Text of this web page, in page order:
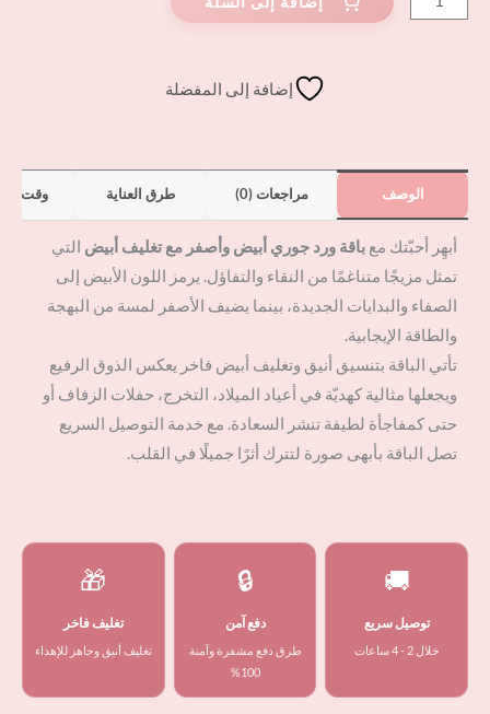
إضافة إلى المفضلة
الوصف مراجعات (0) طرق العناية وقت
أبهِر أحبّتك مع باقة ورد جوري أبيض وأصفر مع تغليف أبيض التي
تمثل مزيجًا متناغمًا من النقاء والتفاؤل. يرمز اللون الأبيض إلى
الصفاء والبدايات الجديدة، بينما يضيف الأصفر لمسة من البهجة
والطاقة الإيجابية.
تأتي الباقة بتنسيق أنيق وتغليف أبيض فاخر يعكس الذوق الرفيع
ويجعلها مثالية كهديّة في أعياد الميلاد، التخرج، حفلات الزفاف أو
حتى كمفاجأة لطيفة تنشر السعادة. مع خدمة التوصيل السريع
تصل الباقة بأبهى صورة لتترك أثرًا جميلًا في القلب.
🚚
توصيل سريع
خلال 2 - 4 ساعات
🔒
دفع آمن
طرق دفع مشفرة وآمنة
100%
🎁
تغليف فاخر
تغليف أنيق وجاهز للإهداء